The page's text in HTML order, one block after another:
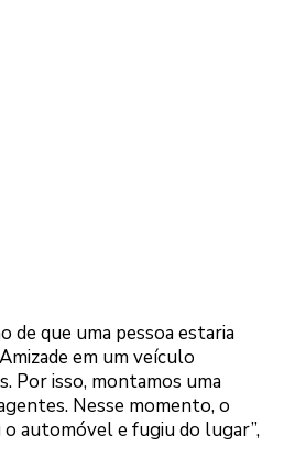
de que uma pessoa estaria
em um veículo
Por isso, montamos uma
Nesse momento, o
automóvel e fugiu do lugar”,